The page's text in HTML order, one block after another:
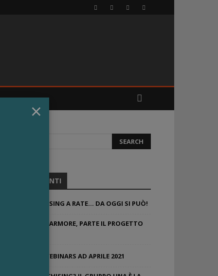
ARTICOLI RECENTI
IL TUO FRANCHISING A RATE… DA OGGI SI PUÒ!
ACQUA DELLE MARMORE, PARTE IL PROGETTO
FRANCHISING WEBINARS AD APRILE 2021
×